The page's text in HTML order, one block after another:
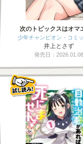
次のトピックスはオ
少年チャンピオン・コミ
井上とさず
発売日：2026.01.08